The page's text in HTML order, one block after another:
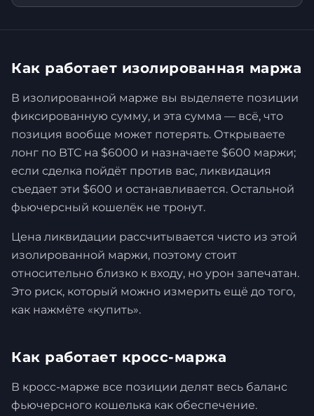
Как работает изолированная маржа
В изолированной марже вы выделяете позиции
фиксированную сумму, и эта сумма — всё, что
позиция вообще может потерять. Открываете
лонг по BTC на $6000 и назначаете $600 маржи;
если сделка пойдёт против вас, ликвидация
съедает эти $600 и останавливается. Остальной
фьючерсный кошелёк не тронут.
Цена ликвидации рассчитывается чисто из этой
изолированной маржи, поэтому стоит
относительно близко к входу, но урон запечатан.
Это риск, который можно измерить ещё до того,
как нажмёте «купить».
Как работает кросс-маржа
В кросс-марже все позиции делят весь баланс
фьючерсного кошелька как обеспечение.